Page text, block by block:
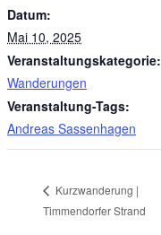
Datum:
Mai 10, 2025
Veranstaltungskategorie:
Wanderungen
Veranstaltung-Tags:
Andreas Sassenhagen
Kurzwanderung |
Timmendorfer Strand